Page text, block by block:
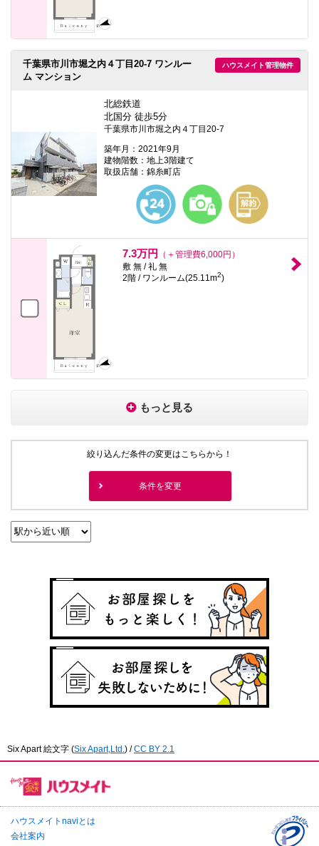
ハウスメイト管理物件
千葉県市川市堀之内４丁目20-7 ワンルー
ム マンション
北総鉄道
北国分 徒歩5分
千葉県市川市堀之内４丁目20-7
築年月：2021年9月
建物階数：地上3階建て
取扱店舗：錦糸町店
7.3万円
（＋管理費6,000円）
敷 無 / 礼 無
2階 / ワンルーム(25.11m2)
もっと見る
絞り込んだ条件の変更はこちらから！
条件を変更
Six Apart 絵文字 (Six Apart,Ltd. ) /CC BY 2.1
ハウスメイトnaviとは
会社案内